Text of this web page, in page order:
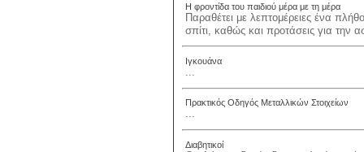
Η φροντίδα του παιδιού μέρα με τη μέρα
Παραθέτει με λεπτομέρειες ένα
σπίτι, καθώς και προτάσεις για την
Ιγκουάνα
...
Πρακτικός Οδηγός Μεταλλικών Στοιχείων
...
Διαβητικοί